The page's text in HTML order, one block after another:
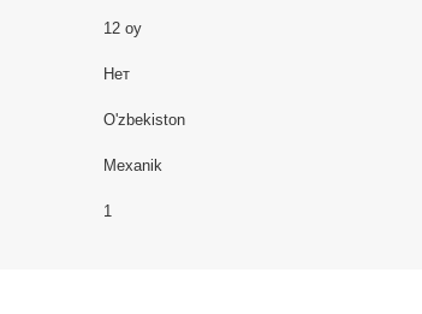
12 oy
Нет
O'zbekiston
Mexanik
1